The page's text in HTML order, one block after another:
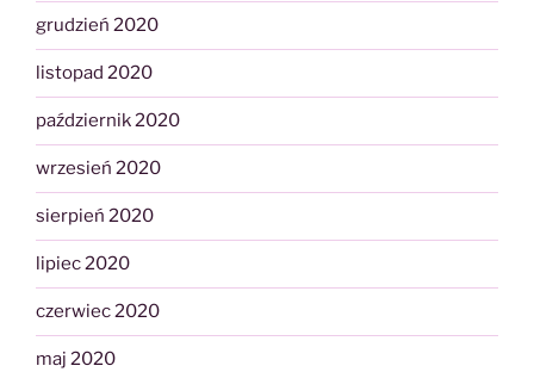
grudzień 2020
listopad 2020
październik 2020
wrzesień 2020
sierpień 2020
lipiec 2020
czerwiec 2020
maj 2020